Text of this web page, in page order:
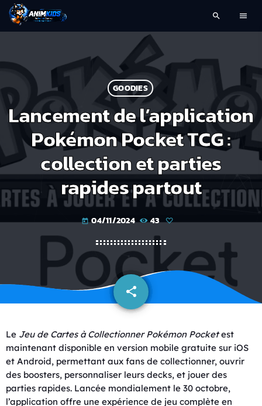
search menu
GOODIES
Lancement de l’application
Pokémon Pocket TCG :
collection et parties
rapides partout
today 04/11/2024 43
share
email
Le Jeu de Cartes à Collectionner Pokémon Pocketest
maintenant disponible en version mobile gratuite sur iOS
et Android, permettant aux fans de collectionner, ouvrir
des boosters, personnaliser leurs decks, et jouer des
parties rapides. Lancée mondialement le 30 octobre,
l’application offre une expérience de jeu complète en